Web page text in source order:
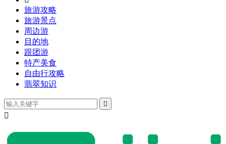
旅游攻略
旅游景点
周边游
目的地
跟团游
特产美食
自由行攻略
翡翠知识

